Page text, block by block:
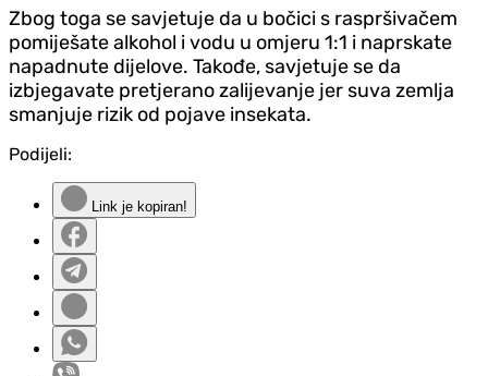
Zbog toga se savjetuje da u bočici s raspršivačem
pomiješate alkohol i vodu u omjeru 1:1 i naprskate
napadnute dijelove. Takođe, savjetuje se da
izbjegavate pretjerano zalijevanje jer suva zemlja
smanjuje rizik od pojave insekata.
Podijeli:
Link je kopiran!